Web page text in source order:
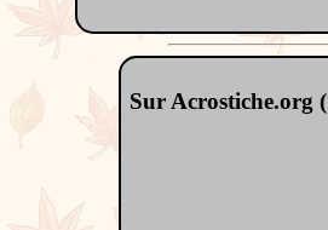
Sur Acrostiche.org (